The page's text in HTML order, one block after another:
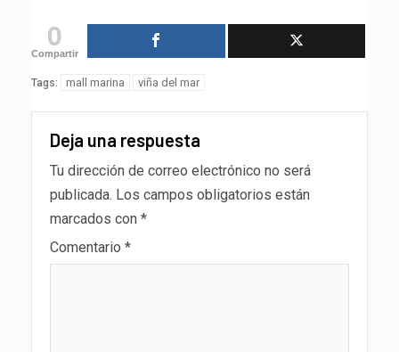
0
Compartir
Tags: mall marina viña del mar
Deja una respuesta
Tu dirección de correo electrónico no será
publicada. Los campos obligatorios están
marcados con *
Comentario *